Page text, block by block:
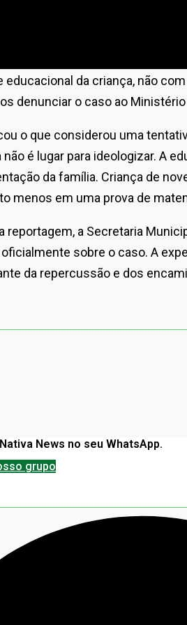
reforçou a denúncia, após
São crianças. E a
a erotização precoce. Um
educacional da criança, não
denunciar o caso ao Ministério
o que considerou uma
não é lugar para ideologizar. A
da família. Criança de
menos em uma prova de
reportagem, a Secretaria
sobre o caso. A
da repercussão e dos
News no seu WhatsApp.
grupo